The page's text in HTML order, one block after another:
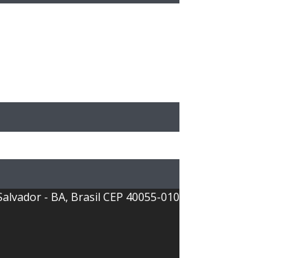
- BA, Brasil CEP 40055-010